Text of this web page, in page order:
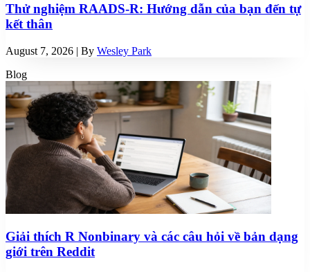
Thử nghiệm RAADS-R: Hướng dẫn của bạn đến tự
kết thân
August 7, 2026 | By Wesley Park
Blog
Giải thích R Nonbinary và các câu hỏi về bản dạng
giới trên Reddit